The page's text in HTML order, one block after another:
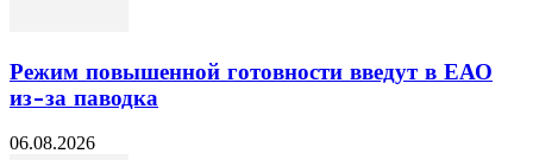
Режим повышенной готовности введут в ЕАО
из-за паводка
06.08.2026